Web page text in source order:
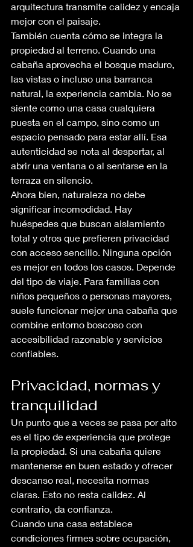
arquitectura transmite calidez y encaja
mejor con el paisaje.
También cuenta cómo se integra la
propiedad al terreno. Cuando una
cabaña aprovecha el bosque maduro,
las vistas o incluso una barranca
natural, la experiencia cambia. No se
siente como una casa cualquiera
puesta en el campo, sino como un
espacio pensado para estar allí. Esa
autenticidad se nota al despertar, al
abrir una ventana o al sentarse en la
terraza en silencio.
Ahora bien, naturaleza no debe
significar incomodidad. Hay
huéspedes que buscan aislamiento
total y otros que prefieren privacidad
con acceso sencillo. Ninguna opción
es mejor en todos los casos. Depende
del tipo de viaje. Para familias con
niños pequeños o personas mayores,
suele funcionar mejor una cabaña que
combine entorno boscoso con
accesibilidad razonable y servicios
confiables.
Privacidad, normas y
tranquilidad
Un punto que a veces se pasa por alto
es el tipo de experiencia que protege
la propiedad. Si una cabaña quiere
mantenerse en buen estado y ofrecer
descanso real, necesita normas
claras. Esto no resta calidez. Al
contrario, da confianza.
Cuando una casa establece
condiciones firmes sobre ocupación,